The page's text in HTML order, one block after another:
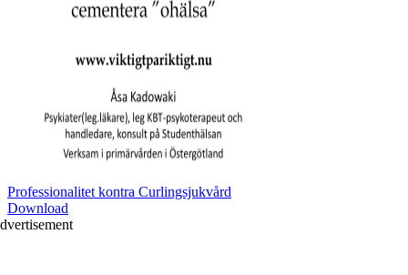
Professionalitet kontra Curlingsjukvård
Download